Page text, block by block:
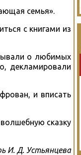
семья».
с книгами из
о любимых
декламировали
и вписать
сказку
И. Д. Устьянцева